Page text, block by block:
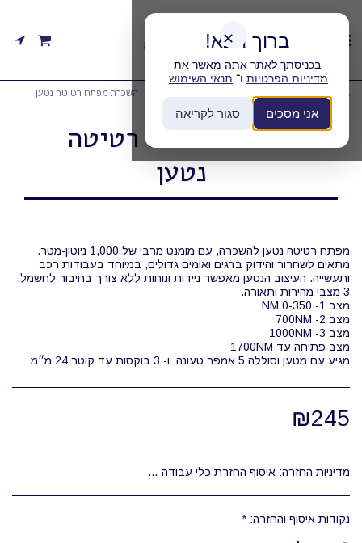
✕
ברוך הבא!
בכניסתך לאתר אתה מאשר את
מדיניות הפרטיות ו־ תנאי השימוש
אני מסכים סגור לקריאה
השכרת מפתח רטיטה נטען
השכרת מפתח רטיטה
נטען
מפתח רטיטה נטען להשכרה, עם מומנט מרבי של 1,000 ניוטון-מטר.
מתאים לשחרור והידוק ברגים ואומים גדולים, במיוחד בעבודות רכב
מגיע עם מטען וסוללה 5 אמפר טעונה, ו- 3 בוקסות עד קוטר 24 מ״מ
₪245
מדיניות החזרה: איסוף החזרת כלי עבודה היא בשעות העבודה של המחסן בלבד 08:00-12:00 השכרת הכלים היא מוצעת בכמה תעריפים, לפי יום עבודה מלא/מספר ימים או שבועות (יום עבודה מלא: 24 שעות)
נקודות איסוף והחזרה: *